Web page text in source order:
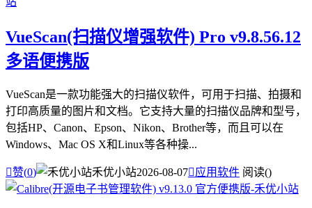
VueScan(扫描仪增强软件) Pro v9.8.56.12
多语便携版
VueScan是一款功能强大的扫描仪软件，可用于扫描、拍摄和
打印高质量的图片和文档。它支持大量的扫描仪品牌和型号，
包括HP、Canon、Epson、Nikon、Brother等，而且可以在
Windows、Mac OS X和Linux等各种操...
赞(0) 禾优小站2026-08-07应用软件 阅读()